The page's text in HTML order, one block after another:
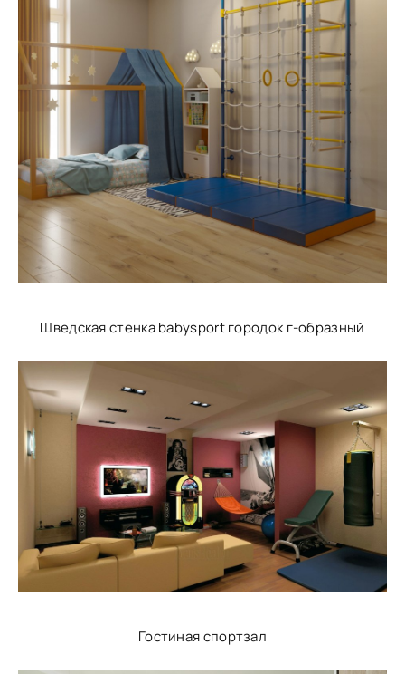
Шведская стенка babysport городок г-образный
Гостиная спортзал